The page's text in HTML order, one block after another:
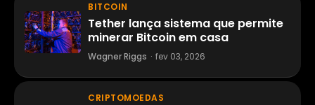
BITCOIN
Tether lança sistema que permite
minerar Bitcoin em casa
Wagner Riggs · fev 03, 2026
CRIPTOMOEDAS